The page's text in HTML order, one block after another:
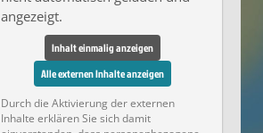
angezeigt.
Inhalt einmalig anzeigen
Alle externen Inhalte anzeigen
Durch die Aktivierung der externen
Inhalte erklären Sie sich damit